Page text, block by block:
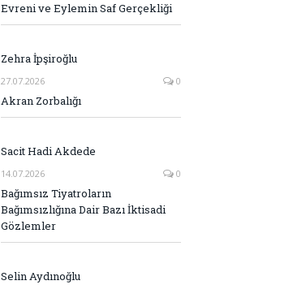
Evreni ve Eylemin Saf Gerçekliği
Zehra İpşiroğlu
27.07.2026 0
Akran Zorbalığı
Sacit Hadi Akdede
14.07.2026 0
Bağımsız Tiyatroların
Bağımsızlığına Dair Bazı İktisadi
Gözlemler
Selin Aydınoğlu